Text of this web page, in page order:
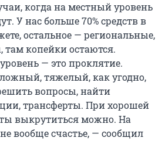
когда на местный уровень
У нас больше 70% средств в
остальное — региональные,
копейки остаются.
— это проклятие.
тяжелый, как угодно,
вопросы, найти
трансферты. При хорошей
выкрутиться можно. На
вообще счастье, — сообщил